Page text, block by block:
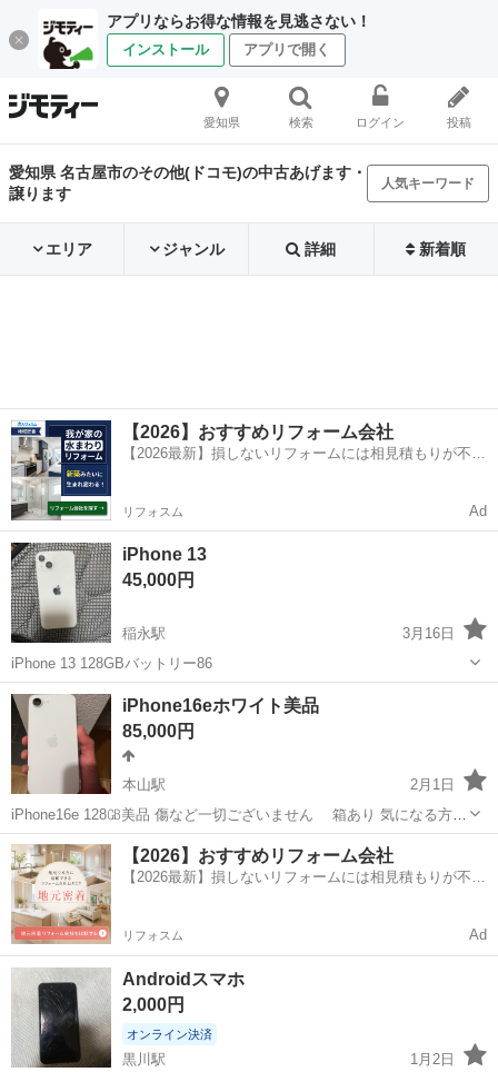
アプリならお得な情報を見逃さない！
インストール アプリで開く
愛知県 検索 ログイン 投稿
愛知県 名古屋市のその他(ドコモ)の中古あげます・
譲ります
人気キーワード
エリア ジャンル 詳細 新着順
【2026】おすすめリフォーム会社
【2026最新】損しないリフォームには相見積もりが不可
リフォスム Ad
iPhone 13
45,000円
稲永駅
3月16日
iPhone 13 128GBバットリー86
愛知 名古屋市 ドコモ
iPhone16eホワイト美品
85,000円
本山駅
2月1日
iPhone16e 128㎇美品 傷など一切ございません 箱あり 気になる方は
メッセージください 早く買ってくれる方優先します 冷やかしはやめて
ください
愛知 名古屋市 本山駅 ドコモ
【2026】おすすめリフォーム会社
【2026最新】損しないリフォームには相見積もりが不可
リフォスム Ad
Androidスマホ
2,000円
オンライン決済
黒川駅
1月2日